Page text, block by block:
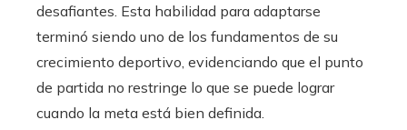
desafiantes. Esta habilidad para adaptarse
terminó siendo uno de los fundamentos de su
crecimiento deportivo, evidenciando que el punto
de partida no restringe lo que se puede lograr
cuando la meta está bien definida.